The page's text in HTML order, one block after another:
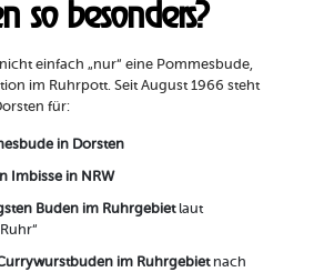
so besonders?
einfach „nur“ eine Pommesbude,
im Ruhrpott. Seit August 1966 steht
für:
in Dorsten
Imbisse in NRW
Buden im Ruhrgebietlaut
im Ruhrgebietnach